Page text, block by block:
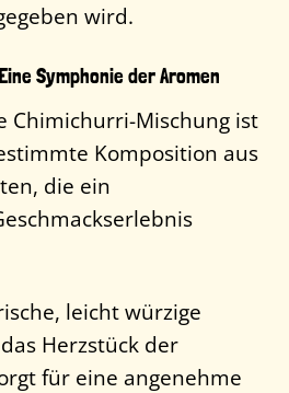
wird.
Symphonie der Aromen
Chimichurri-Mischung ist
Komposition aus
die ein
leicht würzige
Herzstück der
für eine angenehme